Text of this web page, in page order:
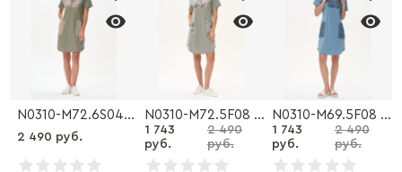
N0310-M72.6S04 Платье
2 490 руб.
N0310-M72.5F08 Платье
1 743
руб.
2 490
руб.
N0310-M69.5F08 Платье
1 743
руб.
2 490
руб.